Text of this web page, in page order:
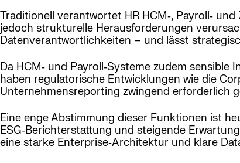
Traditionell verantwortet HR HCM‑, Payroll‑
jedoch strukturelle Herausforderungen
Datenverantwortlichkeiten – und lässt
Da HCM‑ und Payroll‑Systeme zudem
haben regulatorische Entwicklungen wie die
Unternehmensreporting zwingend erforderlich
Eine enge Abstimmung dieser Funktionen ist
ESG‑Berichterstattung und steigende
eine starke Enterprise‑Architektur und klare